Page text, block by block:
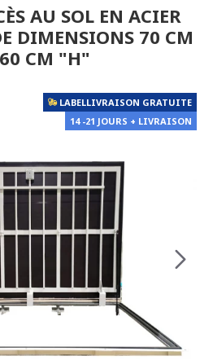
AU SOL EN ACIER
DIMENSIONS 70 CM
CM "H"
LABELLIVRAISON GRATUITE
14 -21 JOURS + LIVRAISON